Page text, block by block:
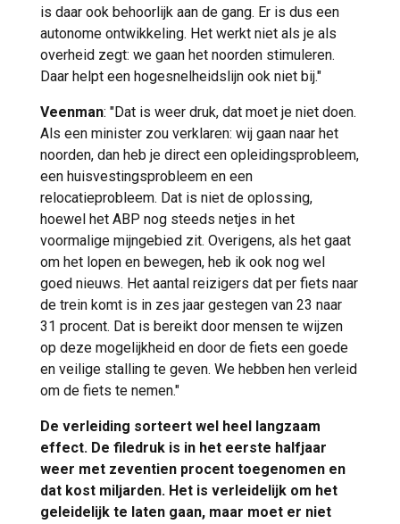
is daar ook behoorlijk aan de gang. Er is dus een
autonome ontwikkeling. Het werkt niet als je als
overheid zegt: we gaan het noorden stimuleren.
Daar helpt een hogesnelheidslijn ook niet bij."
Veenman: "Dat is weer druk, dat moet je niet doen.
Als een minister zou verklaren: wij gaan naar het
noorden, dan heb je direct een opleidingsprobleem,
een huisvestingsprobleem en een
relocatieprobleem. Dat is niet de oplossing,
hoewel het ABP nog steeds netjes in het
voormalige mijngebied zit. Overigens, als het gaat
om het lopen en bewegen, heb ik ook nog wel
goed nieuws. Het aantal reizigers dat per fiets naar
de trein komt is in zes jaar gestegen van 23 naar
31 procent. Dat is bereikt door mensen te wijzen
op deze mogelijkheid en door de fiets een goede
en veilige stalling te geven. We hebben hen verleid
om de fiets te nemen."
De verleiding sorteert wel heel langzaam
effect. De filedruk is in het eerste halfjaar
weer met zeventien procent toegenomen en
dat kost miljarden. Het is verleidelijk om het
geleidelijk te laten gaan, maar moet er niet